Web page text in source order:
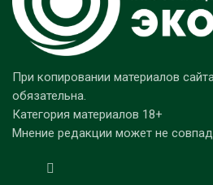
При копировании материалов
обязательна.
Категория материалов 18+
Мнение редакции может не